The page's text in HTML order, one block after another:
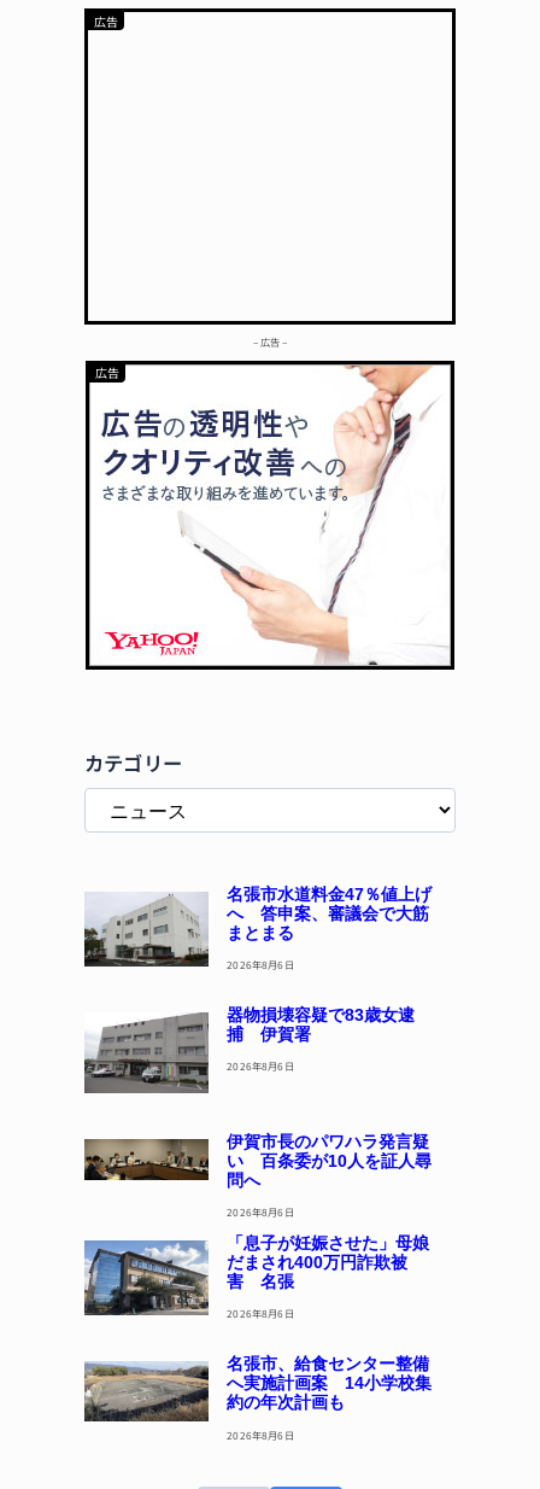
– 広告 –
カテゴリー
名張市水道料金47％値上げ
へ 答申案、審議会で大筋
まとまる
2026年8月6日
器物損壊容疑で83歳女逮
捕 伊賀署
2026年8月6日
伊賀市長のパワハラ発言疑
い 百条委が10人を証人尋
問へ
2026年8月6日
「息子が妊娠させた」母娘
だまされ400万円詐欺被
害 名張
2026年8月6日
名張市、給食センター整備
へ実施計画案 14小学校集
約の年次計画も
2026年8月6日